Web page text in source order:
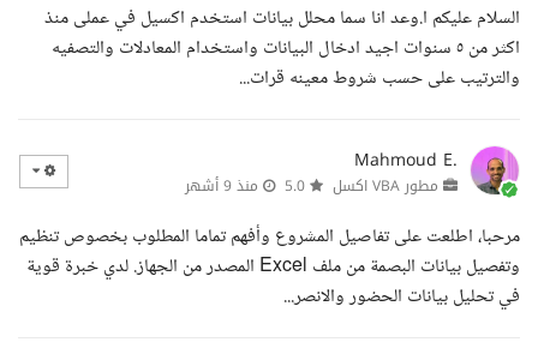
السلام عليكم ا.وعد انا سما محلل بيانات استخدم اكسيل في عملى منذ
اكثر من ٥ سنوات اجيد ادخال البيانات واستخدام المعادلات والتصفيه
والترتيب على حسب شروط معينه قرات...
Mahmoud E.
مطور VBA اكسل منذ 9 أشهر
مرحبا، اطلعت على تفاصيل المشروع وأفهم تماما المطلوب بخصوص تنظيم
وتفصيل بيانات البصمة من ملف Excel المصدر من الجهاز. لدي خبرة قوية
في تحليل بيانات الحضور والانصر...